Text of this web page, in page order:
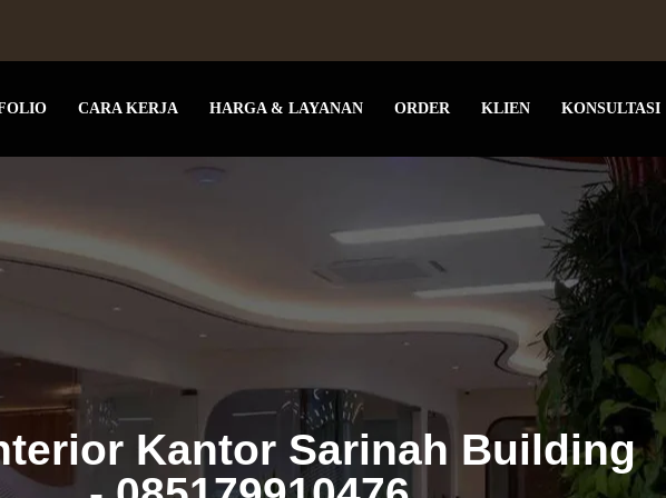
CARA KERJA HARGA & LAYANAN ORDER KLIEN KONSULTASI
Kantor Sarinah Building